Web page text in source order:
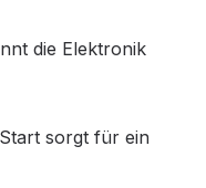
die Elektronik
sorgt für ein